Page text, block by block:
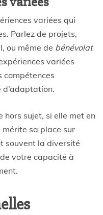
variées qui
Parlez de projets,
ou même de bénévolat
variées
compétences
hors sujet, si elle met en
mérite sa place sur
souvent la diversité
votre capacité à